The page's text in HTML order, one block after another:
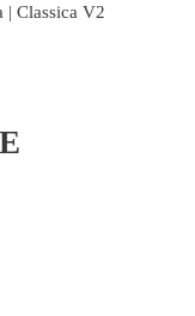
| Classica V2